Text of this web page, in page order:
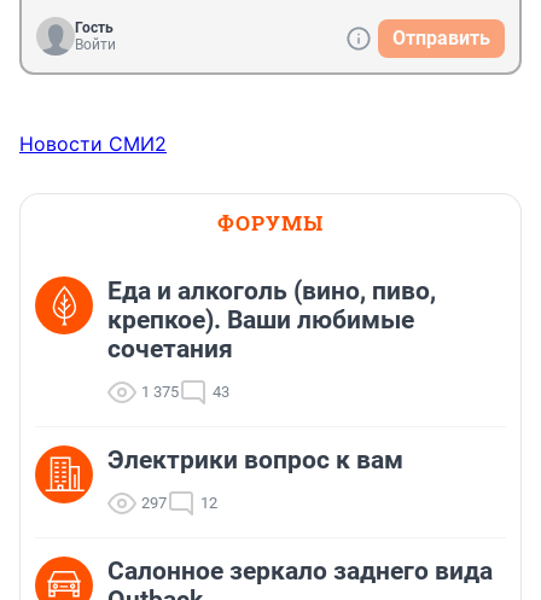
Гость
Войти
Отправить
Новости СМИ2
ФОРУМЫ
Еда и алкоголь (вино, пиво,
крепкое). Ваши любимые
сочетания
1 375 43
Электрики вопрос к вам
297 12
Салонное зеркало заднего вида